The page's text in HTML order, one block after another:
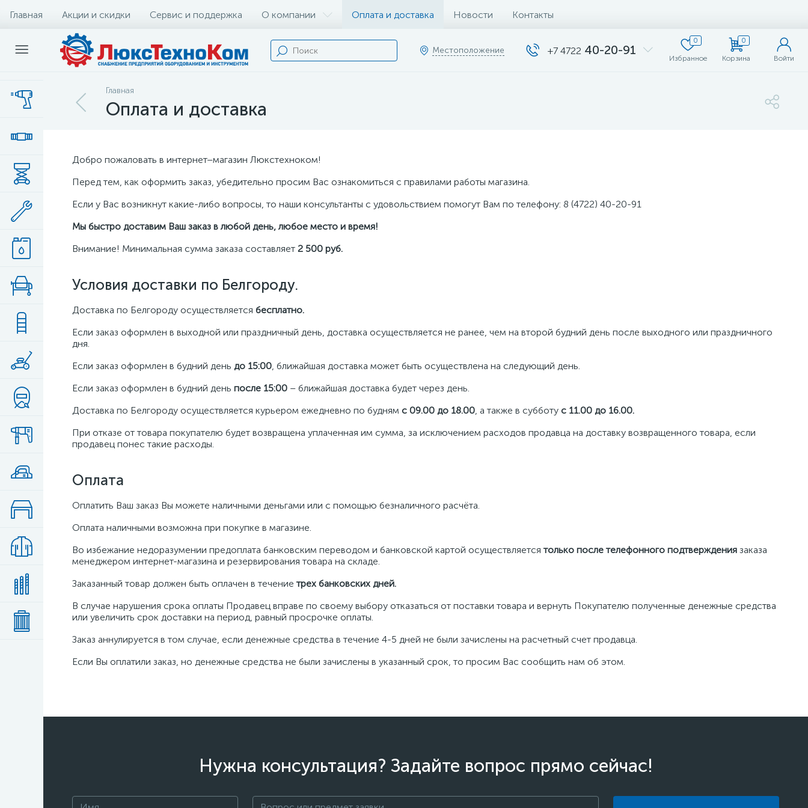
Главная Акции и скидки Сервис и поддержка О компании Оплата и доставка Новости Контакты
Местоположение +7 4722 40-20-91
0
Избранное
0
Корзина Войти
Главная
Оплата и доставка
Добро пожаловать в интернет–магазин Люкстехноком!
Перед тем, как оформить заказ, убедительно просим Вас ознакомиться с правилами работы магазина.
Если у Вас возникнут какие-либо вопросы, то наши консультанты с удовольствием помогут Вам по телефону: 8 (4722) 40-20-91
Мы быстро доставим Ваш заказ в любой день, любое место и время!
Внимание! Минимальная сумма заказа составляет 2 500 руб.
Условия доставки по Белгороду.
Доставка по Белгороду осуществляется бесплатно.
Если заказ оформлен в выходной или праздничный день, доставка осуществляется не ранее, чем на второй будний день после выходного или праздничного
дня.
Если заказ оформлен в будний день до 15:00, ближайшая доставка может быть осуществлена на следующий день.
Если заказ оформлен в будний день после 15:00 – ближайшая доставка будет через день.
Доставка по Белгороду осуществляется курьером ежедневно по будням с 09.00 до 18.00, а также в субботу с 11.00 до 16.00.
При отказе от товара покупателю будет возвращена уплаченная им сумма, за исключением расходов продавца на доставку возвращенного товара, если
продавец понес такие расходы.
Оплата
Оплатить Ваш заказ Вы можете наличными деньгами или с помощью безналичного расчёта.
Оплата наличными возможна при покупке в магазине.
Во избежание недоразумении предоплата банковским переводом и банковской картой осуществляется только после телефонного подтверждения заказа
менеджером интернет-магазина и резервирования товара на складе.
Заказанный товар должен быть оплачен в течение трех банковских дней.
В случае нарушения срока оплаты Продавец вправе по своему выбору отказаться от поставки товара и вернуть Покупателю полученные денежные средства
или увеличить срок доставки на период, равный просрочке оплаты.
Заказ аннулируется в том случае, если денежные средства в течение 4-5 дней не были зачислены на расчетный счет продавца.
Если Вы оплатили заказ, но денежные средства не были зачислены в указанный срок, то просим Вас сообщить нам об этом.
Нужна консультация? Задайте вопрос прямо сейчас!